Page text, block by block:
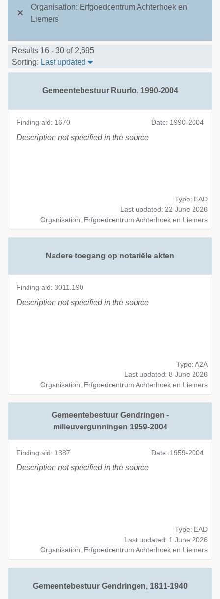
Organisation: Erfgoedcentrum Achterhoek en
Liemers
Results 16 - 30 of 2,695
Sorting: Last updated Sort Table By: Last updated
Gemeentebestuur Ruurlo, 1990-2004
Finding aid: 1670 Date: 1990-2004
Description not specified in the source
Type: EAD
Last updated: 22 June 2026
Organisation: Erfgoedcentrum Achterhoek en Liemers
Nadere toegang op notariële akten
Finding aid: 3011.190
Description not specified in the source
Type: A2A
Last updated: 8 June 2026
Organisation: Erfgoedcentrum Achterhoek en Liemers
Gemeentebestuur Gendringen -
milieuvergunningen 1959-2004
Finding aid: 1387 Date: 1959-2004
Description not specified in the source
Type: EAD
Last updated: 1 June 2026
Organisation: Erfgoedcentrum Achterhoek en Liemers
Gemeentebestuur Gendringen, 1811-1940